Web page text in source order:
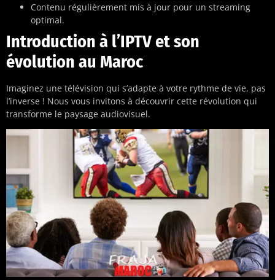
Contenu régulièrement mis à jour pour un streaming
optimal.
Introduction à l’IPTV et son
évolution au Maroc
Imaginez une télévision qui s’adapte à votre rythme de vie, pas
l’inverse ! Nous vous invitons à découvrir cette révolution qui
transforme le paysage audiovisuel.